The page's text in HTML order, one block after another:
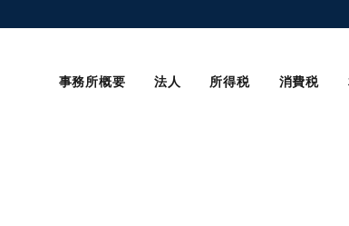
事務所概要 法人 所得税 消費税